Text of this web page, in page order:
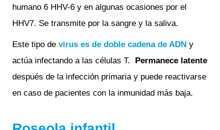
humano 6 HHV-6 y en algunas ocasiones por el
HHV7. Se transmite por la sangre y la saliva.
Este tipo de virus es de doble cadena de ADN y
actúa infectando a las células T. Permanece latente
después de la infección primaria y puede reactivarse
en caso de pacientes con la inmunidad más baja.